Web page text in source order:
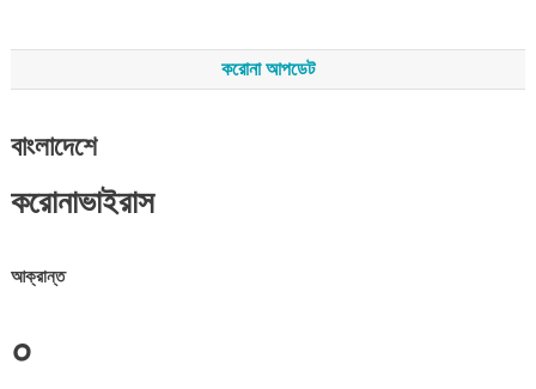
করোনা আপডেট
বাংলাদেশে
করোনাভাইরাস
আক্রান্ত
০